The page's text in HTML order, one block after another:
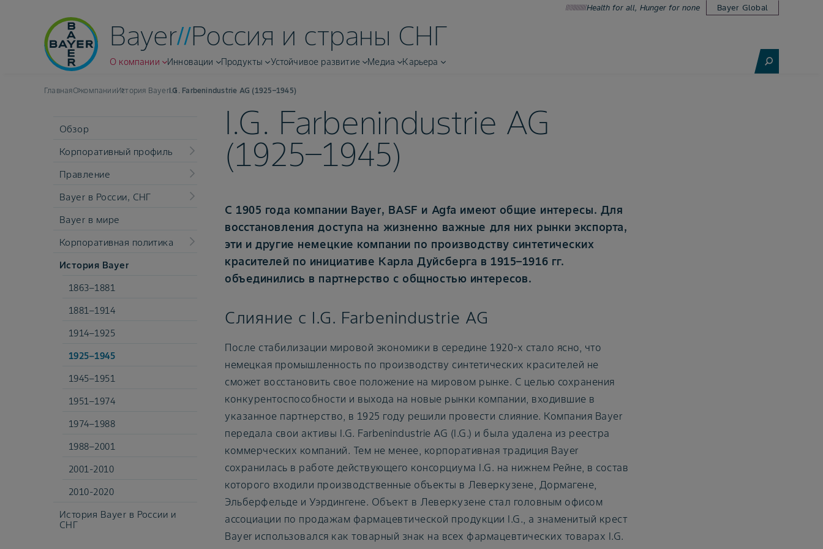
Health for all, Hunger for none Bayer Global
Bayer Россия и страны СНГ
О компании Инновации Продукты Устойчивое развитие Медиа Карьера
ГлавнаяО компанииИстория BayerI.G. Farbenindustrie AG (1925–1945)
Обзор
Корпоративный профиль
Правление
Bayer в России, СНГ
Bayer в мире
Корпоративная политика
История Bayer
1863–1881
1881–1914
1914–1925
1925–1945
1945–1951
1951–1974
1974–1988
1988–2001
2001-2010
2010-2020
История Bayer в России и
СНГ
I.G. Farbenindustrie AG
(1925–1945)
С 1905 года компании Bayer, BASF и Agfa имеют общие интересы. Для
восстановления доступа на жизненно важные для них рынки экспорта,
эти и другие немецкие компании по производству синтетических
красителей по инициативе Карла Дуйсберга в 1915–1916 гг.
объединились в партнерство с общностью интересов.
Слияние с I.G. Farbenindustrie AG
После стабилизации мировой экономики в середине 1920-х стало ясно, что
немецкая промышленность по производству синтетических красителей не
сможет восстановить свое положение на мировом рынке. С целью сохранения
конкурентоспособности и выхода на новые рынки компании, входившие в
указанное партнерство, в 1925 году решили провести слияние. Компания Bayer
передала свои активы I.G. Farbenindustrie AG (I.G.) и была удалена из реестра
коммерческих компаний. Тем не менее, корпоративная традиция Bayer
сохранилась в работе действующего консорциума I.G. на нижнем Рейне, в состав
которого входили производственные объекты в Леверкузене, Дормагене,
Эльберфельде и Уэрдингене. Объект в Леверкузене стал головным офисом
ассоциации по продажам фармацевтической продукции I.G., а знаменитый крест
Bayer использовался как товарный знак на всех фармацевтических товарах I.G.